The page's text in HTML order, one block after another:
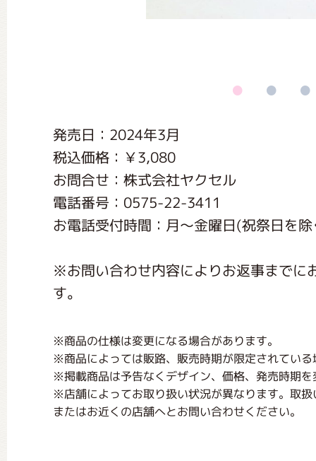
発売日：2024年3月
税込価格：￥3,080
お問合せ：株式会社ヤクセル
電話番号：0575-22-3411
お電話受付時間：月〜金曜日(祝祭日を
※お問い合わせ内容によりお返事までに
す。
※商品の仕様は変更になる場合があります。
※商品によっては販路、販売時期が限定されてい
※掲載商品は予告なくデザイン、価格、発売時期
※店舗によってお取り扱い状況が異なります。取
またはお近くの店舗へとお問い合わせください。
くまのがっこう 家庭科部